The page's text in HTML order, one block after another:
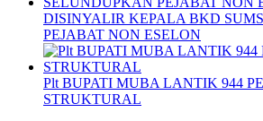
DISINYALIR KEPALA BKD
PEJABAT NON ESELON
Plt BUPATI MUBA LANTIK 944
STRUKTURAL